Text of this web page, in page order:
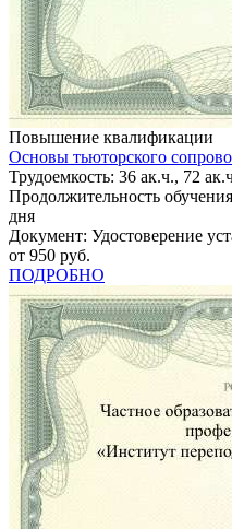
Повышение квалификации
Основы тьюторского
Трудоемкость: 36 ак.ч., 72
Продолжительность
дня
Документ: Удостоверение
от 950 руб.
ПОДРОБНО